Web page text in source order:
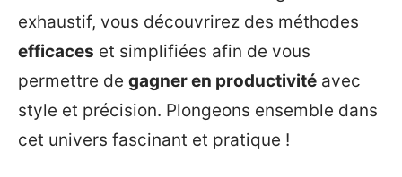
exhaustif, vous découvrirez des méthodes
efficaces et simplifiées afin de vous
permettre de gagner en productivité avec
style et précision. Plongeons ensemble dans
cet univers fascinant et pratique !